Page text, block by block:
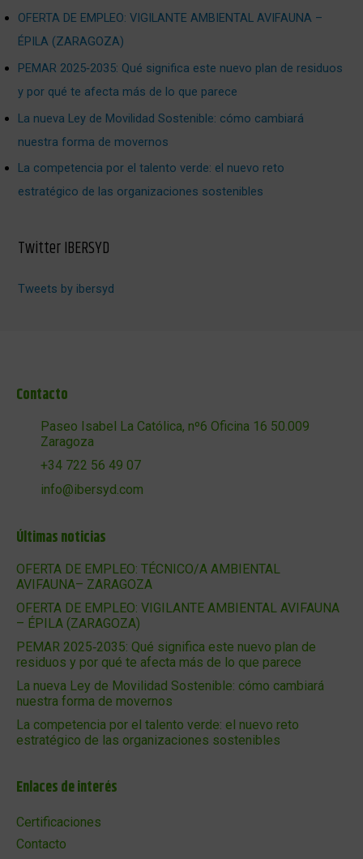
OFERTA DE EMPLEO: VIGILANTE AMBIENTAL AVIFAUNA –
ÉPILA (ZARAGOZA)
PEMAR 2025‑2035: Qué significa este nuevo plan de residuos
y por qué te afecta más de lo que parece
La nueva Ley de Movilidad Sostenible: cómo cambiará
nuestra forma de movernos
La competencia por el talento verde: el nuevo reto
estratégico de las organizaciones sostenibles
Twitter IBERSYD
Tweets by ibersyd
Contacto
Paseo Isabel La Católica, nº6 Oficina 16 50.009
Zaragoza
+34 722 56 49 07
info@ibersyd.com
Últimas noticias
OFERTA DE EMPLEO: TÉCNICO/A AMBIENTAL
AVIFAUNA– ZARAGOZA
OFERTA DE EMPLEO: VIGILANTE AMBIENTAL AVIFAUNA
– ÉPILA (ZARAGOZA)
PEMAR 2025‑2035: Qué significa este nuevo plan de
residuos y por qué te afecta más de lo que parece
La nueva Ley de Movilidad Sostenible: cómo cambiará
nuestra forma de movernos
La competencia por el talento verde: el nuevo reto
estratégico de las organizaciones sostenibles
Enlaces de interés
Certificaciones
Contacto